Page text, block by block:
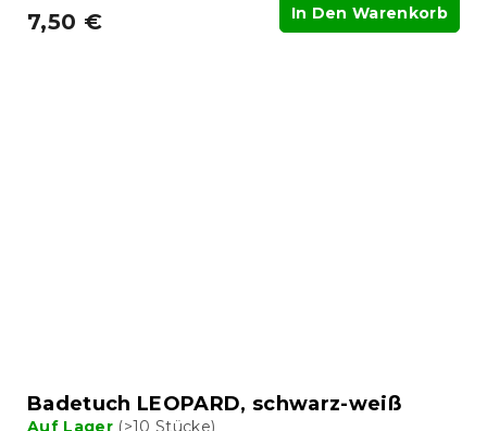
7,50 € In Den Warenkorb
Badetuch LEOPARD, schwarz-weiß
Auf Lager (>10 Stücke)